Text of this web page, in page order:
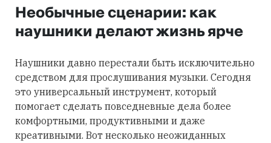
Необычные сценарии: как
наушники делают жизнь ярче
Наушники давно перестали быть исключительно
средством для прослушивания музыки. Сегодня
это универсальный инструмент, который
помогает сделать повседневные дела более
комфортными, продуктивными и даже
креативными. Вот несколько неожиданных